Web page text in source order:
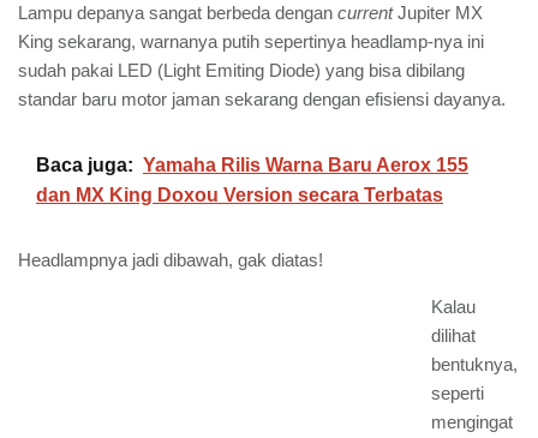
Lampu depanya sangat berbeda dengan currentJupiter MX
King sekarang, warnanya putih sepertinya headlamp-nya ini
sudah pakai LED (Light Emiting Diode) yang bisa dibilang
standar baru motor jaman sekarang dengan efisiensi dayanya.
Baca juga: Yamaha Rilis Warna Baru Aerox 155
dan MX King Doxou Version secara Terbatas
Headlampnya jadi dibawah, gak diatas!
Kalau
dilihat
bentuknya,
seperti
mengingat